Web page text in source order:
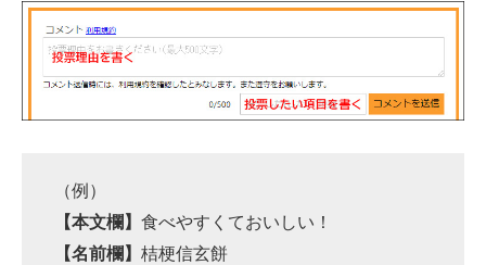
（例）
【本文欄】 食べやすくておいしい！
【名前欄】 桔梗信玄餅